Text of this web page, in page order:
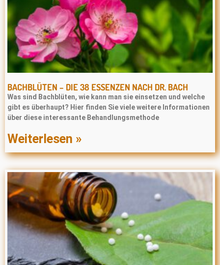
BACHBLÜTEN – DIE 38 ESSENZEN NACH DR. BACH
Was sind Bachblüten, wie kann man sie einsetzen und welche
gibt es überhaupt? Hier finden Sie viele weitere Informationen
über diese interessante Behandlungsmethode
Weiterlesen »